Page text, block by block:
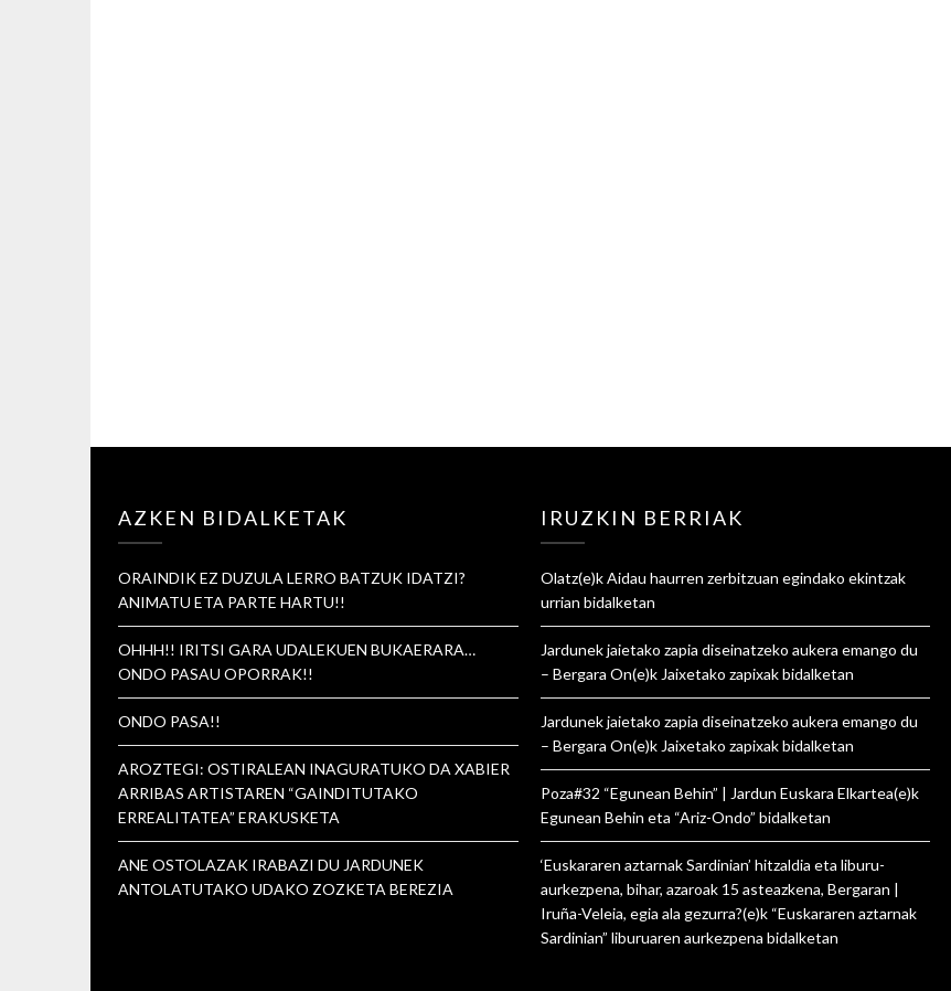
AZKEN BIDALKETAK
ORAINDIK EZ DUZULA LERRO BATZUK IDATZI?
ANIMATU ETA PARTE HARTU!!
OHHH!! IRITSI GARA UDALEKUEN BUKAERARA…
ONDO PASAU OPORRAK!!
ONDO PASA!!
AROZTEGI: OSTIRALEAN INAGURATUKO DA XABIER
ARRIBAS ARTISTAREN “GAINDITUTAKO
ERREALITATEA” ERAKUSKETA
ANE OSTOLAZAK IRABAZI DU JARDUNEK
ANTOLATUTAKO UDAKO ZOZKETA BEREZIA
IRUZKIN BERRIAK
Olatz(e)kAidau haurren zerbitzuan egindako ekintzak
urrian bidalketan
Jardunek jaietako zapia diseinatzeko aukera emango du
– Bergara On(e)k Jaixetako zapixakbidalketan
Jardunek jaietako zapia diseinatzeko aukera emango du
– Bergara On(e)k Jaixetako zapixakbidalketan
Poza#32 “Egunean Behin” | Jardun Euskara Elkartea(e)k
Egunean Behin eta “Ariz-Ondo” bidalketan
‘Euskararen aztarnak Sardinian’ hitzaldia eta liburu-
aurkezpena, bihar, azaroak 15 asteazkena, Bergaran |
Iruña-Veleia, egia ala gezurra?(e)k “Euskararen aztarnak
Sardinian” liburuaren aurkezpena bidalketan